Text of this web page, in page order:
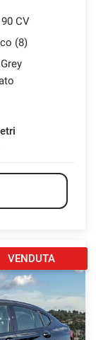
CV
(8)
VENDUTA